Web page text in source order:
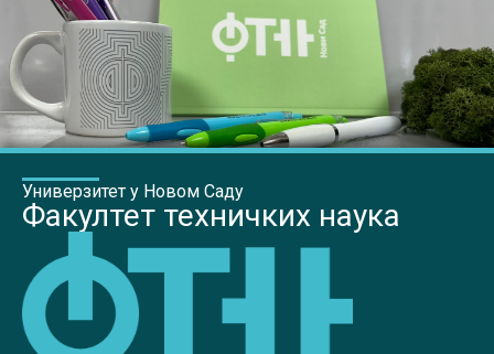
Универзитет у Новом Саду
Факултет техничких наука